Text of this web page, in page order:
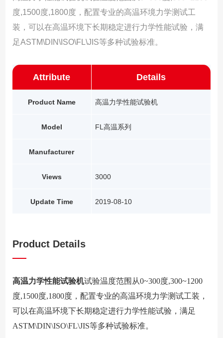
度,1500度,1800度，配置专业的高温环境力学测试工
装，可以在高温环境下长期稳定进行力学性能试验，满
足ASTM\DIN\ISO\FL\JIS等多种试验标准。
Attribute
Product Name
Model
Manufacturer
Views
Update Time
Details
高温力学性能试验机
FL高温系列
3000
2019-08-10
Product Details
高温力学性能试验机试验温度范围从0~300度,300~1200
度,1500度,1800度，配置专业的高温环境力学测试工装，
可以在高温环境下长期稳定进行力学性能试验，满足
ASTM\DIN\ISO\FL\JIS等多种试验标准。